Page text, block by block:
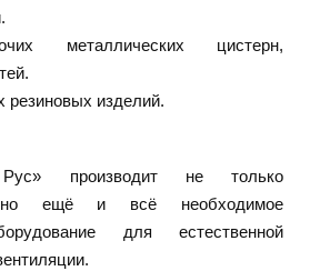
металлических цистерн,
резиновых изделий.
производит не только
но ещё и всё необходимое
для естественной